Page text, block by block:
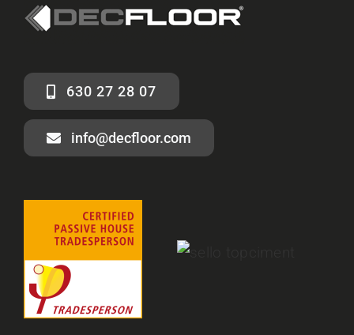
630 27 28 07
info@decfloor.com